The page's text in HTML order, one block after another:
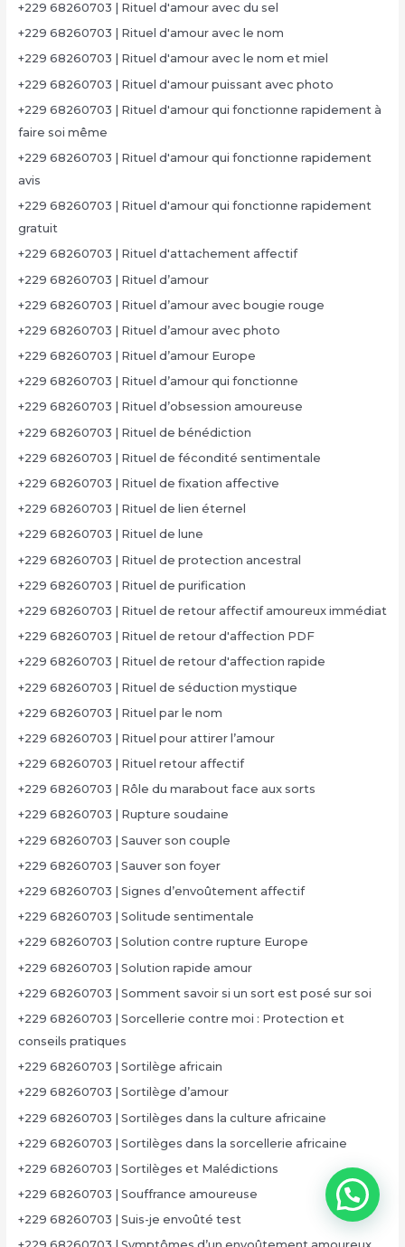
+229 68260703 | Rituel d'amour avec du sel
+229 68260703 | Rituel d'amour avec le nom
+229 68260703 | Rituel d'amour avec le nom et miel
+229 68260703 | Rituel d'amour puissant avec photo
+229 68260703 | Rituel d'amour qui fonctionne rapidement à
faire soi même
+229 68260703 | Rituel d'amour qui fonctionne rapidement
avis
+229 68260703 | Rituel d'amour qui fonctionne rapidement
gratuit
+229 68260703 | Rituel d'attachement affectif
+229 68260703 | Rituel d’amour
+229 68260703 | Rituel d’amour avec bougie rouge
+229 68260703 | Rituel d’amour avec photo
+229 68260703 | Rituel d’amour Europe
+229 68260703 | Rituel d’amour qui fonctionne
+229 68260703 | Rituel d’obsession amoureuse
+229 68260703 | Rituel de bénédiction
+229 68260703 | Rituel de fécondité sentimentale
+229 68260703 | Rituel de fixation affective
+229 68260703 | Rituel de lien éternel
+229 68260703 | Rituel de lune
+229 68260703 | Rituel de protection ancestral
+229 68260703 | Rituel de purification
+229 68260703 | Rituel de retour affectif amoureux immédiat
+229 68260703 | Rituel de retour d'affection PDF
+229 68260703 | Rituel de retour d'affection rapide
+229 68260703 | Rituel de séduction mystique
+229 68260703 | Rituel par le nom
+229 68260703 | Rituel pour attirer l’amour
+229 68260703 | Rituel retour affectif
+229 68260703 | Rôle du marabout face aux sorts
+229 68260703 | Rupture soudaine
+229 68260703 | Sauver son couple
+229 68260703 | Sauver son foyer
+229 68260703 | Signes d’envoûtement affectif
+229 68260703 | Solitude sentimentale
+229 68260703 | Solution contre rupture Europe
+229 68260703 | Solution rapide amour
+229 68260703 | Somment savoir si un sort est posé sur soi
+229 68260703 | Sorcellerie contre moi : Protection et
conseils pratiques
+229 68260703 | Sortilège africain
+229 68260703 | Sortilège d’amour
+229 68260703 | Sortilèges dans la culture africaine
+229 68260703 | Sortilèges dans la sorcellerie africaine
+229 68260703 | Sortilèges et Malédictions
+229 68260703 | Souffrance amoureuse
+229 68260703 | Suis-je envoûté test